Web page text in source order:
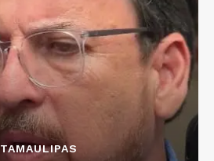
TAMAULIPAS